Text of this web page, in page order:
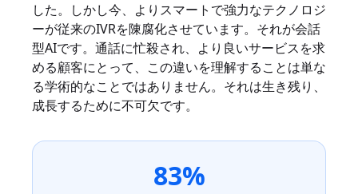
した。しかし今、よりスマートで強力なテクノロジ
ーが従来のIVRを陳腐化させています。それが会話
型AIです。通話に忙殺され、より良いサービスを求
める顧客にとって、この違いを理解することは単な
る学術的なことではありません。それは生き残り、
成長するために不可欠です。
83%